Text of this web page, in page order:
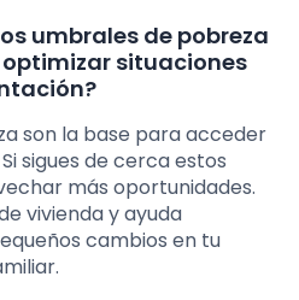
umbrales de pobreza
situaciones
son la base para acceder
sigues de cerca estos
más oportunidades.
vivienda y ayuda
cambios en tu